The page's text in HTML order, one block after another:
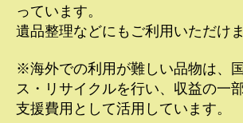
っています。
遺品整理などにもご利用いただけま
※海外での利用が難しい品物は、
ス・リサイクルを行い、収益の一
支援費用として活用しています。